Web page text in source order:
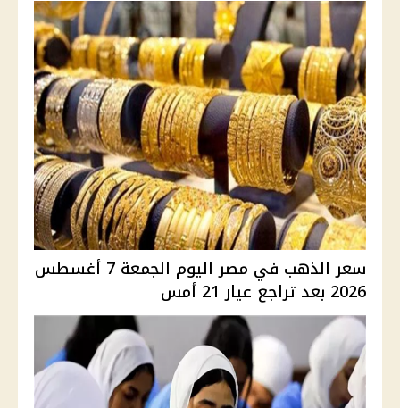
سعر الذهب في مصر اليوم الجمعة 7 أغسطس
2026 بعد تراجع عيار 21 أمس